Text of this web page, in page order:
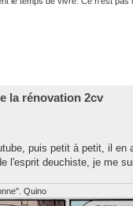
la rénovation 2cv
puis petit à petit, il en
l'esprit deuchiste, je me
Quino